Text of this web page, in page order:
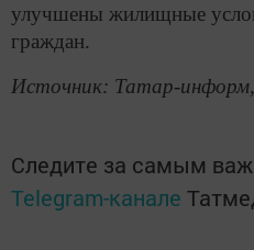
улучшены жилищные
граждан.
Источник: Татар-
Следите за самым
Telegram-канале